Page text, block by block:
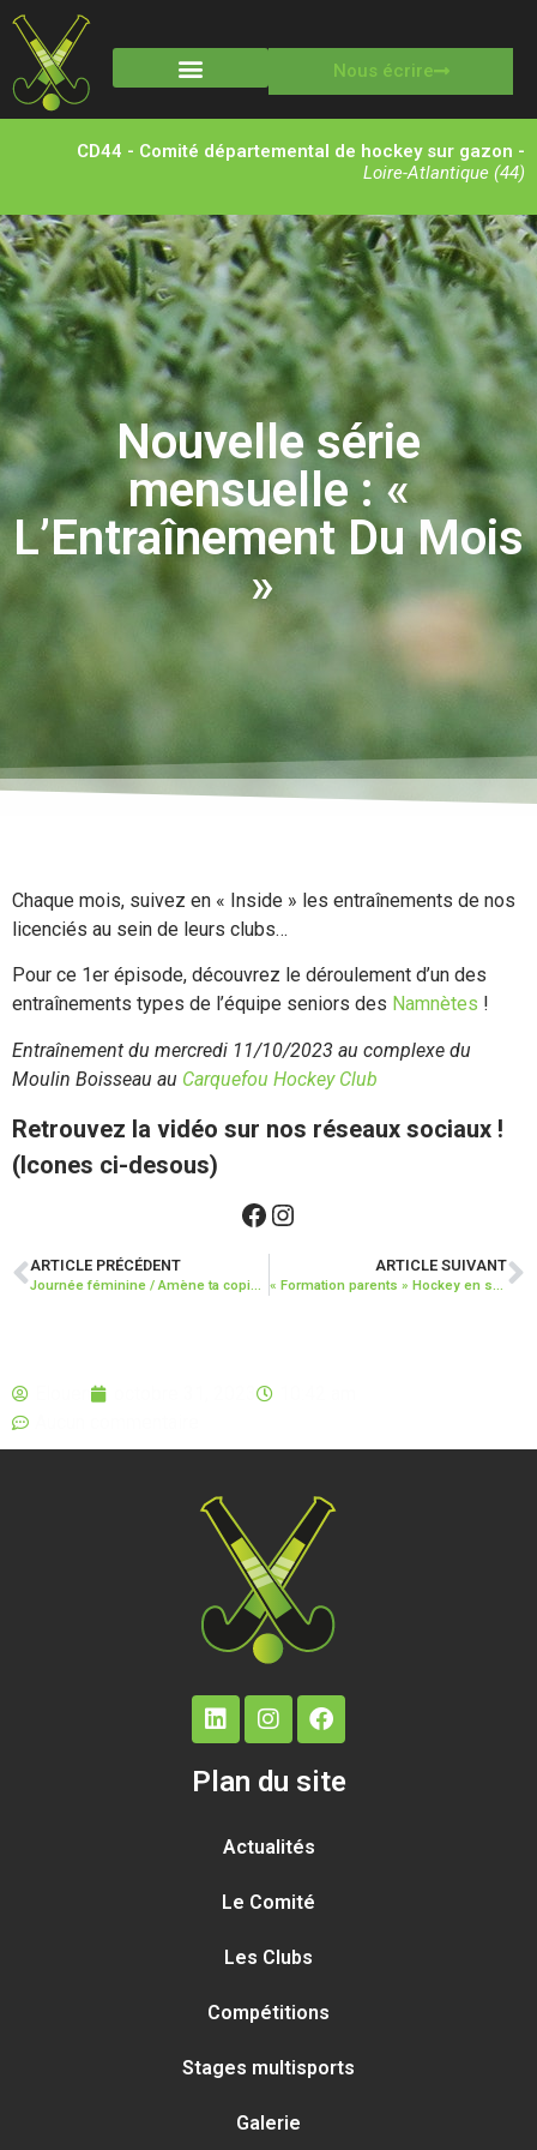
Nous écrire
CD44 - Comité départemental de hockey sur gazon -
Loire-Atlantique (44)
Nouvelle série
mensuelle : «
L’Entraînement Du Mois
»
Chaque mois, suivez en « Inside » les entraînements de nos
licenciés au sein de leurs clubs…
Pour ce 1er épisode, découvrez le déroulement d’un des
entraînements types de l’équipe seniors des Namnètes !
Entraînement du mercredi 11/10/2023 au complexe du
Moulin Boisseau au Carquefou Hockey Club
Retrouvez la vidéo sur nos réseaux sociaux !
(Icones ci-desous)
ARTICLE PRÉCÉDENT ARTICLE SUIVANT
Plan du site
Actualités
Le Comité
Les Clubs
Compétitions
Stages multisports
Galerie